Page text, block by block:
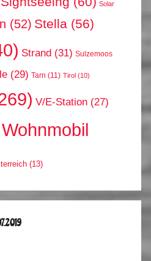
Solar
(52) Stella (56)
Strand (31) Sulzemoos
(29) Tarn (11) Tirol (10)
V/E-Station (27)
Wohnmobil
(13)